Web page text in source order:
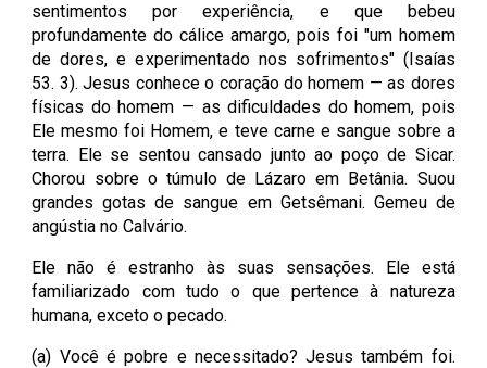
sentimentos por experiência, e que bebeu
profundamente do cálice amargo, pois foi "um homem
de dores, e experimentado nos sofrimentos" (Isaías
53. 3). Jesus conhece o coração do homem — as dores
físicas do homem — as dificuldades do homem, pois
Ele mesmo foi Homem, e teve carne e sangue sobre a
terra. Ele se sentou cansado junto ao poço de Sicar.
Chorou sobre o túmulo de Lázaro em Betânia. Suou
grandes gotas de sangue em Getsêmani. Gemeu de
angústia no Calvário.
Ele não é estranho às suas sensações. Ele está
familiarizado com tudo o que pertence à natureza
humana, exceto o pecado.
(a) Você é pobre e necessitado? Jesus também foi.